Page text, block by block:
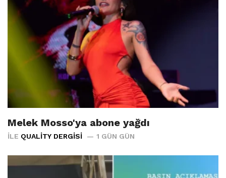
Melek Mosso'ya abone yağdı
İLE QUALITY DERGISI 1 GÜN GÜN